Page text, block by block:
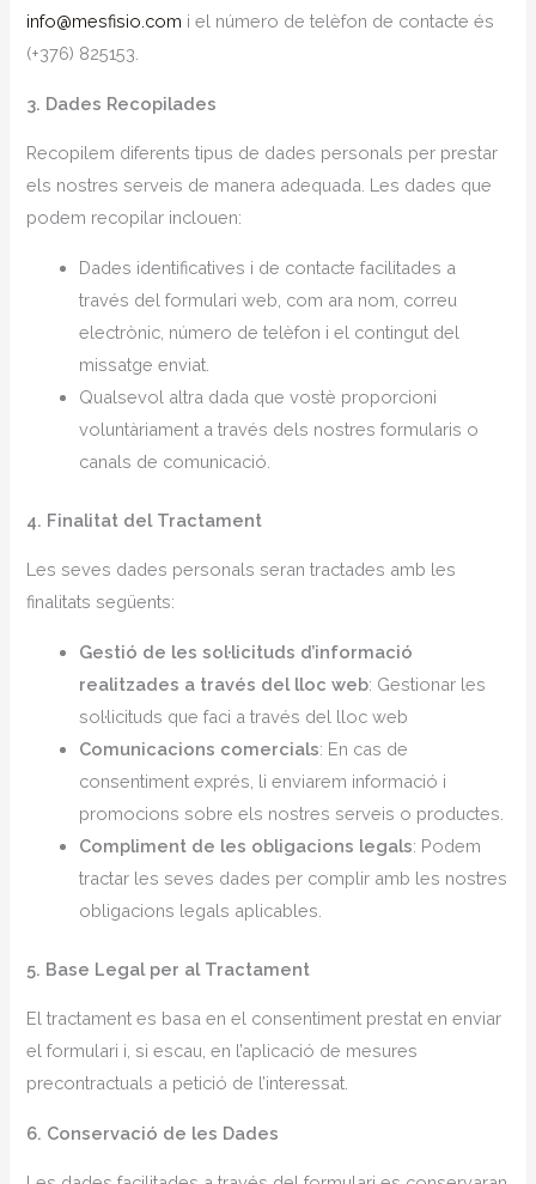
info@mesfisio.com i el número de telèfon de contacte és
(+376) 825153.
3. Dades Recopilades
Recopilem diferents tipus de dades personals per prestar
els nostres serveis de manera adequada. Les dades que
podem recopilar inclouen:
Dades identificatives i de contacte facilitades a
través del formulari web, com ara nom, correu
electrònic, número de telèfon i el contingut del
missatge enviat.
Qualsevol altra dada que vostè proporcioni
voluntàriament a través dels nostres formularis o
canals de comunicació.
4. Finalitat del Tractament
Les seves dades personals seran tractades amb les
finalitats següents:
Gestió de les sol·licituds d’informació
realitzades a través del lloc web: Gestionar les
sol·licituds que faci a través del lloc web
Comunicacions comercials: En cas de
consentiment exprés, li enviarem informació i
promocions sobre els nostres serveis o productes.
Compliment de les obligacions legals: Podem
tractar les seves dades per complir amb les nostres
obligacions legals aplicables.
5. Base Legal per al Tractament
El tractament es basa en el consentiment prestat en enviar
el formulari i, si escau, en l’aplicació de mesures
precontractuals a petició de l’interessat.
6. Conservació de les Dades